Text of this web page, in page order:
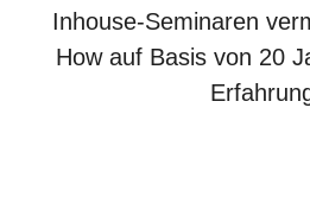
Inhouse-Seminaren
How auf Basis von 20